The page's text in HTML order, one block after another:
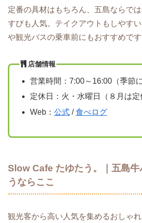
定番の具材はもちろん、五島ならで
すびも人気。テイクアウトもしやす
や観光バスの乗車前にもおすすめです
店舗情報
営業時間：7:00～16:00（季節
定休日：火・水曜日（８月は定
Web： 公式/食べログ
Slow Cafe たゆたう。｜五島牛
うならここ
観光客から高い人気を集めるおしゃれ